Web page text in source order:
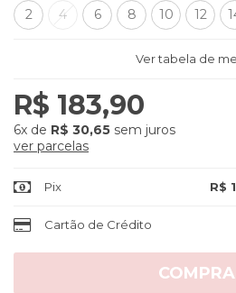
2 4 6 8 10 12
Ver tabela de
R$ 183,90
6x de R$ 30,65 sem juros
ver parcelas
Pix R$
Cartão de Crédito